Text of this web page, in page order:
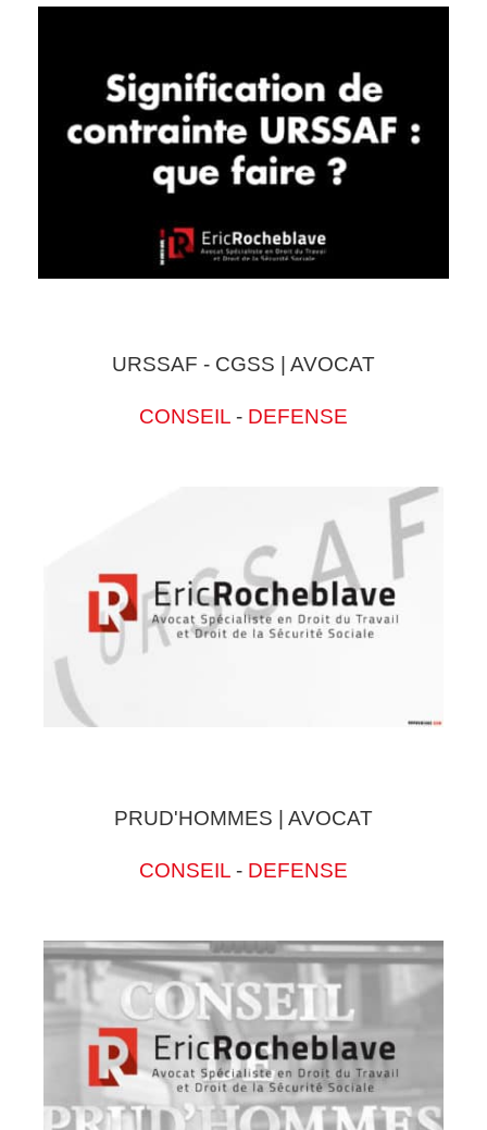
URSSAF - CGSS | AVOCAT
CONSEIL - DEFENSE
PRUD'HOMMES | AVOCAT
CONSEIL - DEFENSE